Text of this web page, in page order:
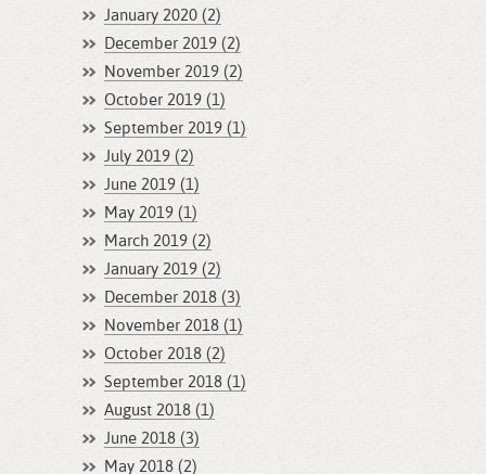
January 2020 (2)
December 2019 (2)
November 2019 (2)
October 2019 (1)
September 2019 (1)
July 2019 (2)
June 2019 (1)
May 2019 (1)
March 2019 (2)
January 2019 (2)
December 2018 (3)
November 2018 (1)
October 2018 (2)
September 2018 (1)
August 2018 (1)
June 2018 (3)
May 2018 (2)